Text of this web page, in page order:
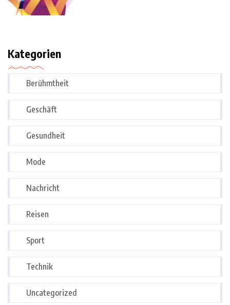
Kategorien
Berühmtheit
Geschäft
Gesundheit
Mode
Nachricht
Reisen
Sport
Technik
Uncategorized